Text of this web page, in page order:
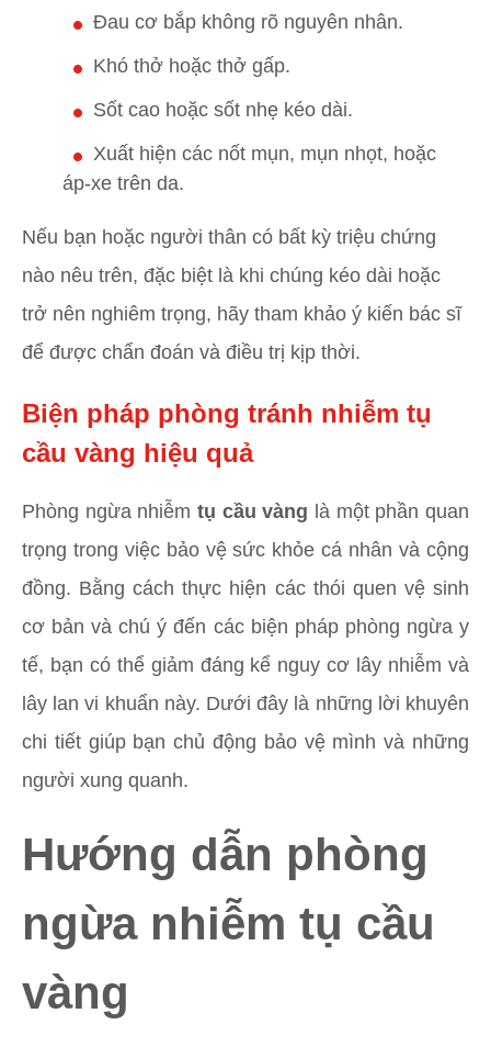
Đau cơ bắp không rõ nguyên nhân.
Khó thở hoặc thở gấp.
Sốt cao hoặc sốt nhẹ kéo dài.
Xuất hiện các nốt mụn, mụn nhọt, hoặc
áp-xe trên da.
Nếu bạn hoặc người thân có bất kỳ triệu chứng
nào nêu trên, đặc biệt là khi chúng kéo dài hoặc
trở nên nghiêm trọng, hãy tham khảo ý kiến bác sĩ
để được chẩn đoán và điều trị kịp thời.
Biện pháp phòng tránh nhiễm tụ
cầu vàng hiệu quả
Phòng ngừa nhiễm tụ cầu vàng là một phần quan
trọng trong việc bảo vệ sức khỏe cá nhân và cộng
đồng. Bằng cách thực hiện các thói quen vệ sinh
cơ bản và chú ý đến các biện pháp phòng ngừa y
tế, bạn có thể giảm đáng kể nguy cơ lây nhiễm và
lây lan vi khuẩn này. Dưới đây là những lời khuyên
chi tiết giúp bạn chủ động bảo vệ mình và những
người xung quanh.
Hướng dẫn phòng
ngừa nhiễm tụ cầu
vàng